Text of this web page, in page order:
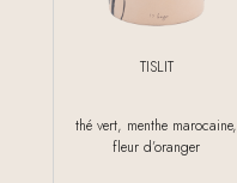
TISLIT
thé vert, menthe marocaine,
fleur d’oranger